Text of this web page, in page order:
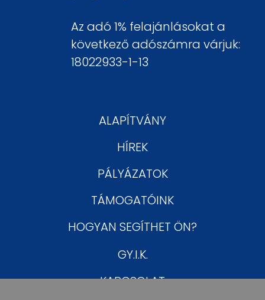
Az adó 1% felajánlásokat a
következő adószámra várjuk:
18022933-1-13
ALAPÍTVÁNY
HÍREK
PÁLYÁZATOK
TÁMOGATÓINK
HOGYAN SEGÍTHET ÖN?
GY.I.K.
KAPCSOLAT